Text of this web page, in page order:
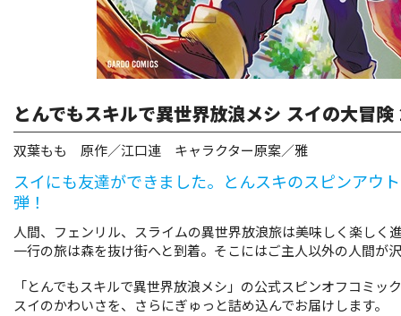
コミックエッセイ
閉じる
とんでもスキルで異世界放浪メシ スイの大冒険
双葉もも 原作／江口連 キャラクター原案／雅
スイにも友達ができました。とんスキのスピンアウ
弾！
人間、フェンリル、スライムの異世界放浪旅は美味しく楽しく
一行の旅は森を抜け街へと到着。そこにはご主人以外の人間が沢
「とんでもスキルで異世界放浪メシ」の公式スピンオフコミッ
スイのかわいさを、さらにぎゅっと詰め込んでお届けします。